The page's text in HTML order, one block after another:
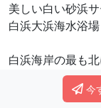
美しい白い砂浜
白浜大浜海水浴場
白浜海岸の最も
白浜中央海水浴場
今